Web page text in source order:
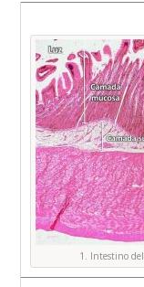
1. Intestino